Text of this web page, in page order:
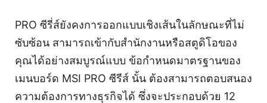
PRO ซีรี่ส์ยังคงการออกแบบเชิงเส้นในลักษณะที่ไม่
ซับซ้อน สามารถเข้ากับสำนักงานหรือสตูดิโอของ
คุณได้อย่างสมบูรณ์แบบ ข้อกำหนดมาตรฐานของ
เมนบอร์ด MSI PRO ซีรีส์ นั้น ต้องสามารถตอบสนอง
ความต้องการทางธุรกิจได้ ซึ่งจะประกอบด้วย 12